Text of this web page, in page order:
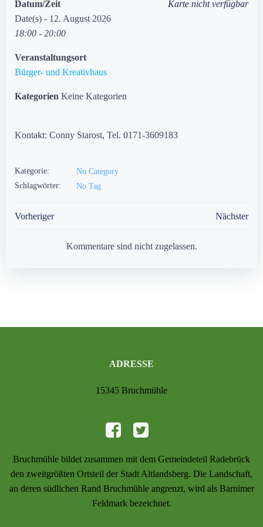
Karte nicht verfügbar
Datum/Zeit
Date(s) - 12. August 2026
18:00 - 20:00
Veranstaltungsort
Bürger- und Kreativhaus
Kategorien Keine Kategorien
Kontakt: Conny Starost, Tel. 0171-3609183
Kategorie:
No Category
Schlagwörter:
No Tag
Post
navigation
Vorheriger
navigation
Nächster
Kommentare sind nicht zugelassen.
ADRESSE
15345 Bruchmühle
Bruchmühle bildet zusammen mit dem Gemeindeteil Radebrück
den zweitgrößten Ortsteil der Stadt Altlandsberg. Die Landschaft,
an deren südlichen Rand Bruchmühle angrenzt, wird als Barnimer
Feldmark bezeichnet.